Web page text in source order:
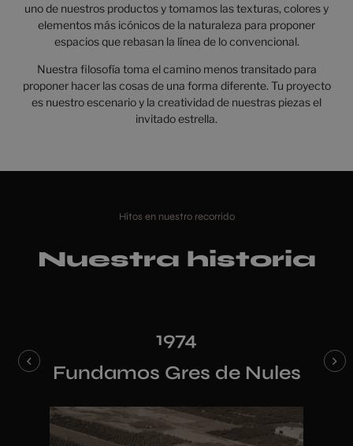
uno de nuestros productos y tomamos las texturas, colores y
elementos más icónicos de la naturaleza para proponer
espacios que rebasan la línea de lo convencional.
Nuestra filosofía toma el camino menos transitado para
proponer hacer las cosas de una forma diferente. Tu proyecto
es nuestro escenario y la creatividad de nuestras piezas el
invitado estrella.
Hitos en nuestro recorrido
Nuestra historia
1974
Fundamos Gres de Nules